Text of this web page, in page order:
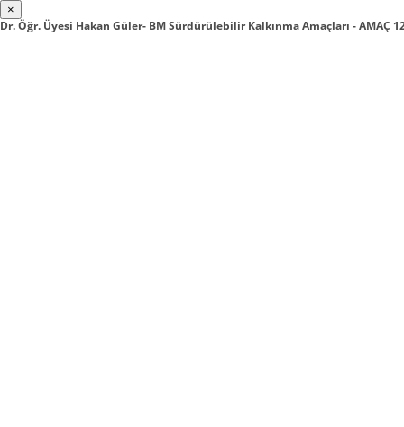
×
Dr. Öğr. Üyesi Hakan Güler- BM Sürdürülebilir Kalkınma Amaçları - AMAÇ